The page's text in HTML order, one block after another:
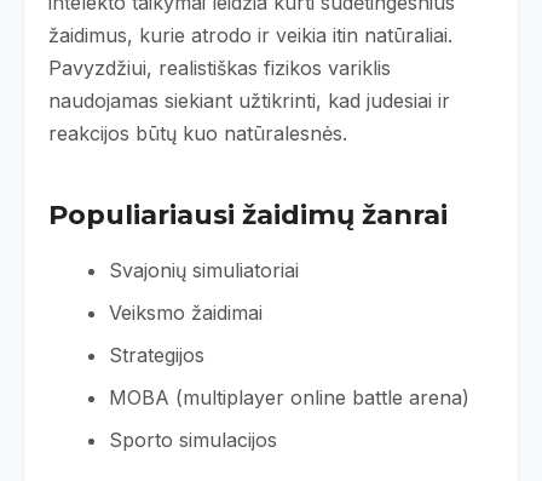
žaidimus, kurie atrodo ir veikia itin natūraliai.
Pavyzdžiui, realistiškas fizikos variklis
naudojamas siekiant užtikrinti, kad judesiai ir
reakcijos būtų kuo natūralesnės.
Populiariausi žaidimų žanrai
Svajonių simuliatoriai
Veiksmo žaidimai
Strategijos
MOBA (multiplayer online battle arena)
Sporto simulacijos